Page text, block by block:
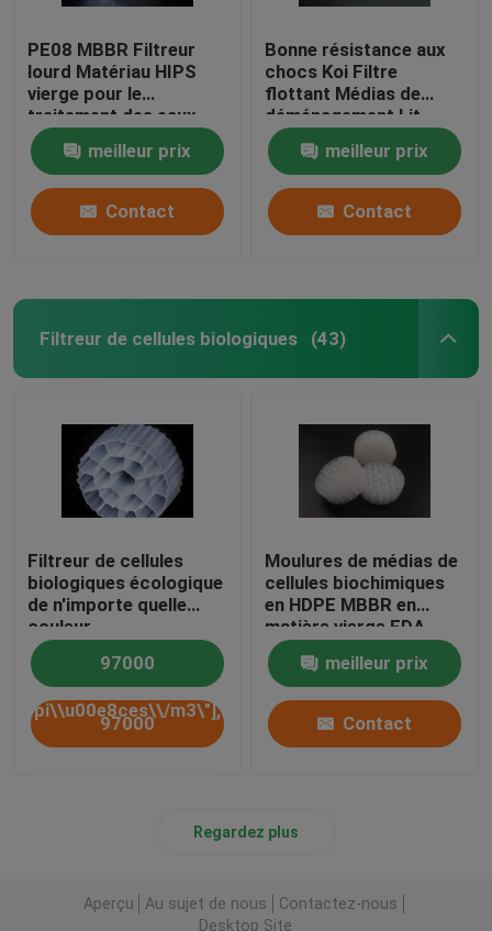
PE08 MBBR Filtreur
lourd Matériau HIPS
vierge pour le
traitement des eaux
usées Matériau de
biomasse de couleur
blanche
meilleur prix
Contact
Bonne résistance aux
chocs Koi Filtre
flottant Médias de
déménagement Lit
Biofiltre d'auto-
nettoyagemeilleur prix
Contact
Filtreur de cellules biologiques (43)
Filtreur de cellules
biologiques écologique
de n'importe quelle
couleur
97000
pi\\u00e8ces\\/m3\"],
envoyer vos prix sur
97000
vous pla\\u00eet
Moulures de médias de
cellules biochimiques
en HDPE MBBR en
matière vierge FDA
SAFY pour le
traitement des eaux
usées
meilleur prix
Contact
Regardez plus
Aperçu Au sujet de nous
Contactez-nous
Desktop Site